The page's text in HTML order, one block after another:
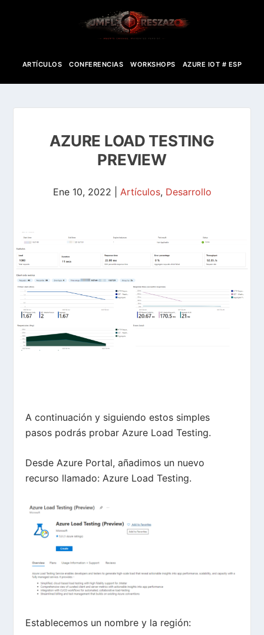
ARTÍCULOS CONFERENCIAS WORKSHOPS AZURE IOT # ESP
AZURE LOAD TESTING
PREVIEW
Ene 10, 2022 Artículos, Desarrollo
A continuación y siguiendo estos simples
pasos podrás probar Azure Load Testing.
Desde Azure Portal, añadimos un nuevo
recurso llamado: Azure Load Testing.
Establecemos un nombre y la región: